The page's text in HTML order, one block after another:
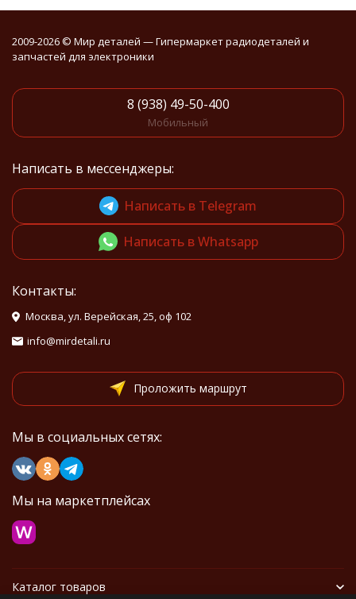
2009-2026 © Мир деталей — Гипермаркет радиодеталей и
запчастей для электроники
8 (938) 49-50-400
Мобильный
Написать в мессенджеры:
Написать в Telegram
Написать в Whatsapp
Контакты:
Москва, ул. Верейская, 25, оф 102
info@mirdetali.ru
Проложить маршрут
Мы в социальных сетях:
Мы на маркетплейсах
Каталог товаров